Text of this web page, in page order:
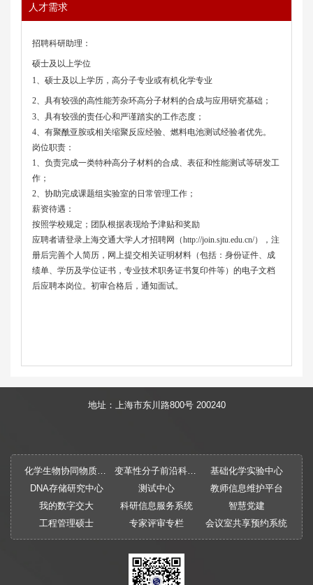
人才需求
招聘科研助理：
硕士及以上学位
1、硕士及以上学历 ， 高分子专业或有机化学专业
2、具有较强的高性能芳杂环高分子材料的合成与应用研究基础；
3、具有较强的责任心和严谨踏实的工作态度 ；
4、有聚酰亚胺或相关缩聚反应经验、燃料电池测试经验者优先。
岗位职责：
1、负责完成一类特种高分子材料的合成、表征和性能测试等研发工
作；
2、协助完成课题组实验室的日常管理工作；
薪资待遇：
按照学校规定；团队根据表现给予津贴和奖励
应聘者请登录上海交通大学人才招聘网（http://join.sjtu.edu.cn/），注
册后完善个人简历，网上提交相关证明材料（包括：身份证件、成
绩单、学历及学位证书，专业技术职务证书复印件等）的电子文档
后应聘本岗位。初审合格后，通知面试。
地址：上海市东川路800号 200240
化学生物协同物质创制全国重点实验室 变革性分子前沿科学中心
基础化学实验中心
DNA存储研究中心
测试中心
教师信息维护平台
我的数字交大
科研信息服务系统
智慧党建
工程管理硕士
专家评审专栏 会议室共享预约系统